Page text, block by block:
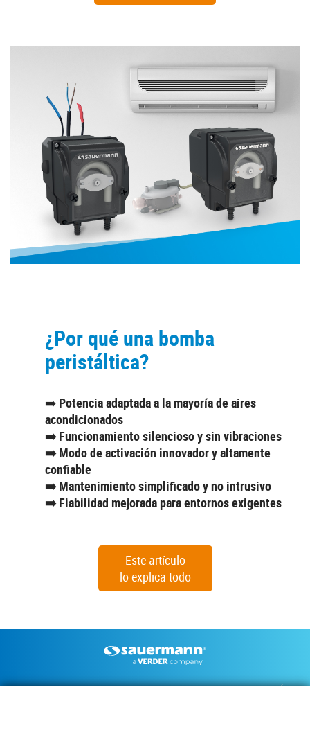
¿Por qué una bomba
peristáltica?
➡️ Potencia adaptada a la mayoría de aires
acondicionados
➡️ Funcionamiento silencioso y sin vibraciones
➡️ Modo de activación innovador y altamente
confiable
➡️ Mantenimiento simplificado y no intrusivo
➡️ Fiabilidad mejorada para entornos exigentes
Este artículo
lo explica todo
Footer
BOMBAS DE CONDENSADOS
INSTRUMENTOS DE MEDICIÓN